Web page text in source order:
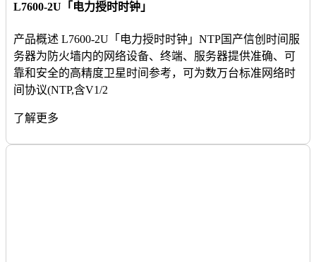
L7600-2U「电力授时时钟」
产品概述 L7600-2U「电力授时时钟」NTP国产信创时间服
务器为防火墙内的网络设备、终端、服务器提供准确、可
靠和安全的高精度卫星时间参考，可为数万台标准网络时
间协议(NTP,含V1/2
了解更多